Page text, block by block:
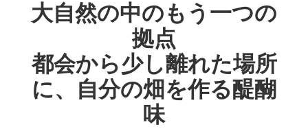
ビス大自然の中のもう一つの
拠点
都会から少し離れた場所
に、自分の畑を作る醍醐
味